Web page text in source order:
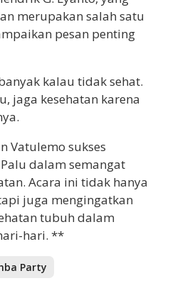
merupakan salah satu
pesan penting
kalau tidak sehat.
jaga kesehatan karena
Vatulemo sukses
dalam semangat
Acara ini tidak hanya
juga mengingatkan
tubuh dalam
hari. **
Party